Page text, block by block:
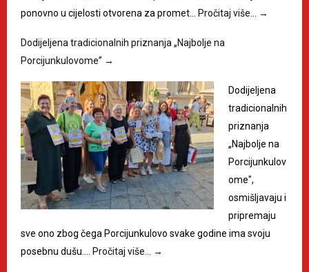
ponovno u cijelosti otvorena za promet…
Pročitaj više… →
Dodijeljena tradicionalnih priznanja „Najbolje na
Porcijunkulovome” →
Dodijeljena
tradicionalnih
priznanja
„Najbolje na
Porcijunkulov
ome",
osmišljavaju i
pripremaju
sve ono zbog čega Porcijunkulovo svake godine ima svoju
posebnu dušu.…
Pročitaj više… →